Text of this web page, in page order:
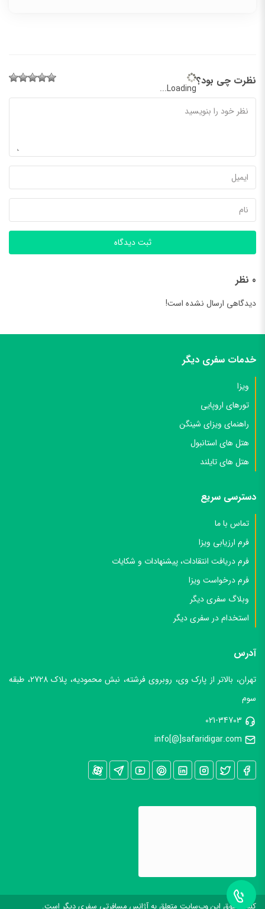
نظرت چی بود؟
Loading...
ثبت دیدگاه
0 نظر
دیدگاهی ارسال نشده است!
خدمات سفری دیگر
ویزا
تورهای اروپایی
راهنمای ویزای شینگن
هتل های استانبول
هتل های تایلند
دسترسی سریع
تماس با ما
فرم ارزیابی ویزا
فرم دریافت انتقادات، پیشنهادات و شکایات
فرم درخواست ویزا
وبلاگ سفری دیگر
استخدام در سفری دیگر
آدرس
تهران، بالاتر از پارک وی، روبروی فرشته، نبش محمودیه، پلاک 2728، طبقه
سوم
021-34703
info[@]safaridigar.com